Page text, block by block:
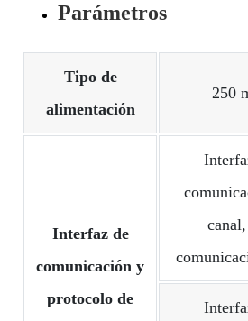
Parámetros
Tipo de
alimentación
250
Interfaz de
comunicación y
protocolo de